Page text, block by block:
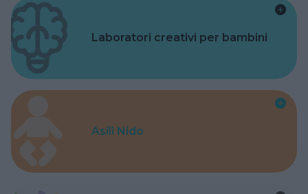
Laboratori creativi per bambini
Asili Nido